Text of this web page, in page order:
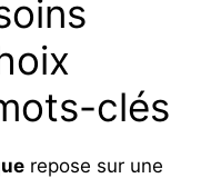
clés
repose sur une